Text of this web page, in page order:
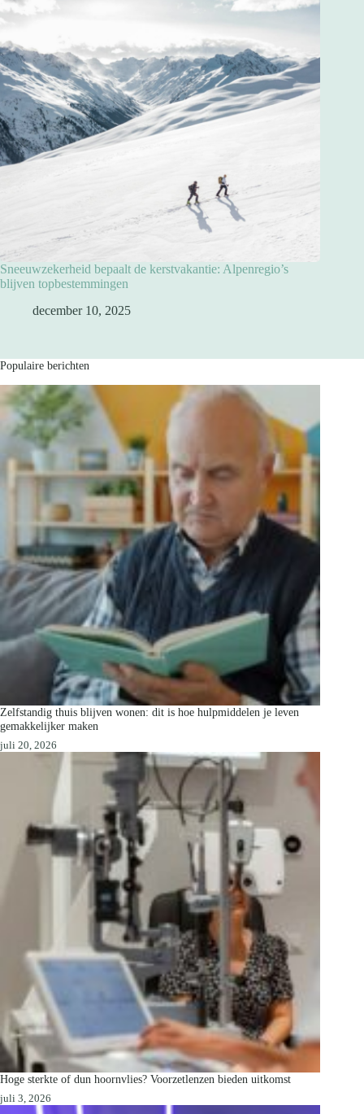
Sneeuwzekerheid bepaalt de kerstvakantie: Alpenregio’s
blijven topbestemmingen
december 10, 2025
Populaire berichten
Zelfstandig thuis blijven wonen: dit is hoe hulpmiddelen je leven
gemakkelijker maken
juli 20, 2026
Hoge sterkte of dun hoornvlies? Voorzetlenzen bieden uitkomst
juli 3, 2026